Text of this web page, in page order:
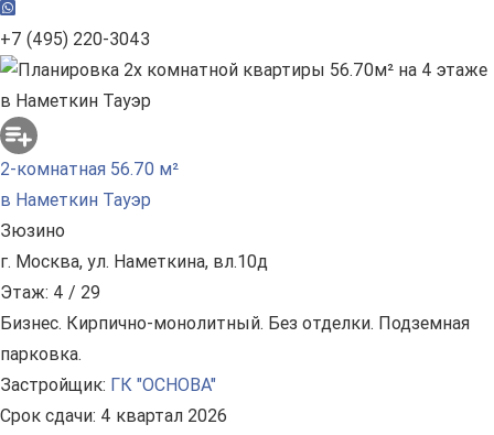
+7 (495) 220-3043
2-комнатная 56.70 м²
в Наметкин Тауэр
Зюзино
г. Москва, ул. Наметкина, вл.10д
Этаж: 4 / 29
Бизнес. Кирпично-монолитный. Без отделки. Подземная
парковка.
Застройщик: ГК "ОСНОВА"
Срок сдачи: 4 квартал 2026